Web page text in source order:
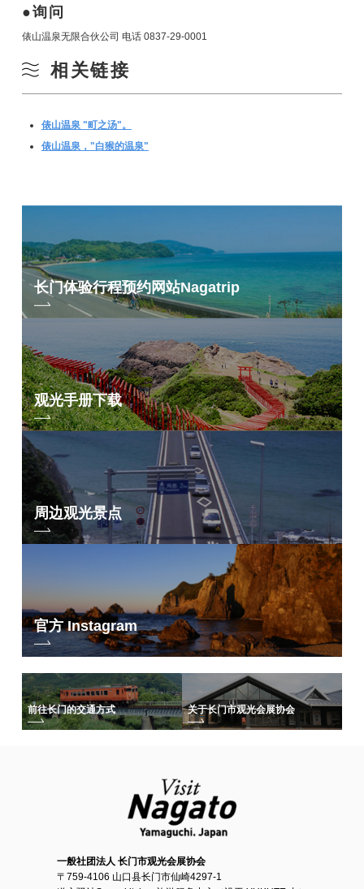
询问
俵山温泉无限合伙公司 电话 0837-29-0001
相关链接
俵山温泉 "町之汤"。
俵山温泉，"白猴的温泉"
长门体验行程预约网站Nagatrip
观光手册下载
周边观光景点
官方 Instagram
前往长门的交通方式 关于长门市观光会展协会
一般社团法人 长门市观光会展协会
〒759-4106 山口县长门市仙崎4297-1